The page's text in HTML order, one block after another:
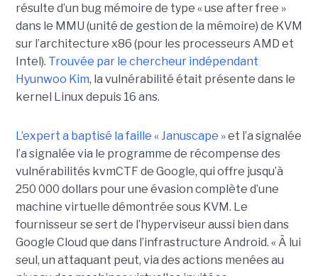
résulte d’un bug mémoire de type « use after free »
dans le MMU (unité de gestion de la mémoire) de KVM
sur l’architecture x86 (pour les processeurs AMD et
Intel). Trouvée par le chercheur indépendant
Hyunwoo Kim, la vulnérabilité était présente dans le
kernel Linux depuis 16 ans.
L’expert a baptisé la faille « Januscape »et l’a signalée
l’a signalée via le programme de récompense des
vulnérabilités kvmCTF de Google, qui offre jusqu’à
250 000 dollars pour une évasion complète d’une
machine virtuelle démontrée sous KVM. Le
fournisseur se sert de l’hyperviseur aussi bien dans
Google Cloud que dans l’infrastructure Android. « À lui
seul, un attaquant peut, via des actions menées au